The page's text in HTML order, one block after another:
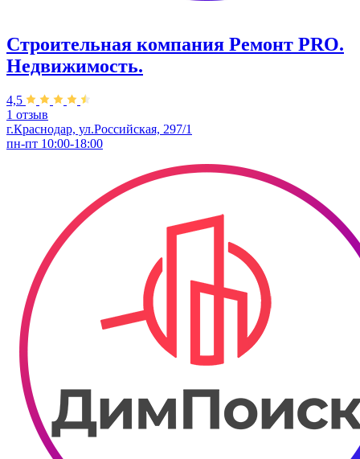
Строительная компания Ремонт PRO.
Недвижимость.
4,5
1 отзыв
г.Краснодар, ул.Российская, 297/1
пн-пт 10:00-18:00